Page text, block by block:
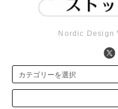
Nordic Design